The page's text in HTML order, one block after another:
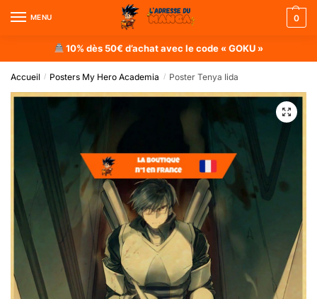
MENU 0
10% dès 50€ d’achat avec le code « GOKU »
Accueil / Posters My Hero Academia / Poster Tenya Iida